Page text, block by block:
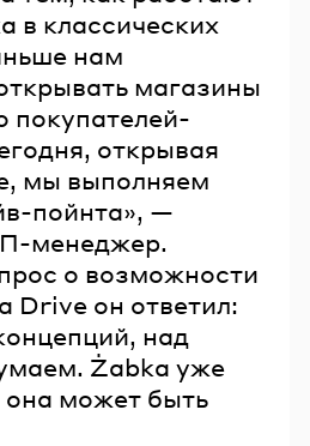
в классических
нам
магазины
покупателей-
открывая
мы выполняем
пойнта», —
менеджер.
о возможности
Drive он ответил:
над
Żabka уже
она может быть